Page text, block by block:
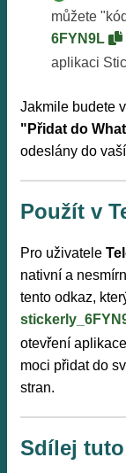
můžete
6FYN9L
aplikaci
Jakmile budete v
"Přidat do
odeslány do
Použít v
Pro uživatele
nativní a
tento odkaz,
otevření
moci přidat do
stran.
Sdílej